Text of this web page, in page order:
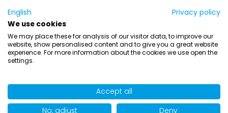
Politique de confidentialité
Informations destinées à la clientèle
Piles et accumulateurs
Conditions generales
English
Privacy policy
We use cookies
We may place these for analysis of our visitor data, to improve our
website, show personalised content and to give you a great website
experience. For more information about the cookies we use open the
settings.
Accept all
No, adjust
Deny